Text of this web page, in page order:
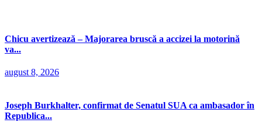
Chicu avertizează – Majorarea bruscă a accizei la motorină
va...
august 8, 2026
Joseph Burkhalter, confirmat de Senatul SUA ca ambasador în
Republica...